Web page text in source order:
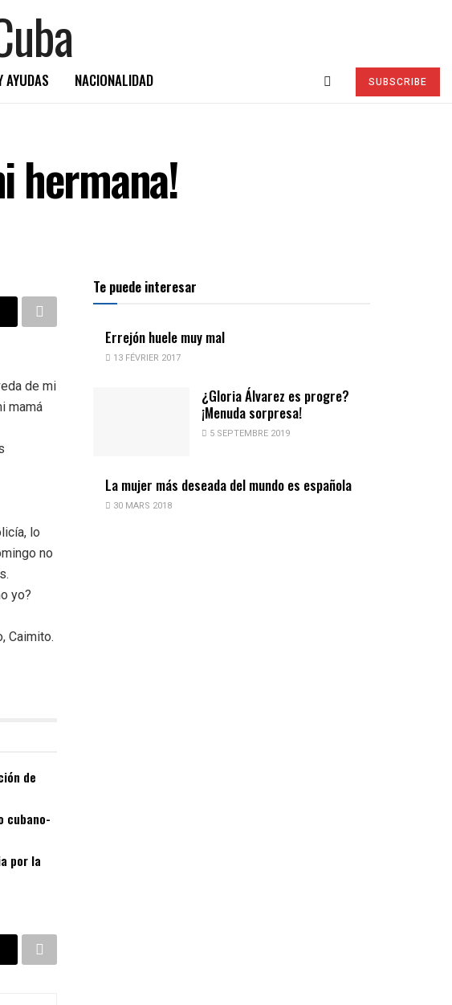
AYUDAS NACIONALIDAD SUBSCRIBE
hermana!
de mi
mamá
lo
no
yo?
Caimito.
de
cubano-
por la
Te puede interesar
Errejón huele muy mal
13 FÉVRIER 2017
¿Gloria Álvarez es progre?
¡Menuda sorpresa!
5 SEPTEMBRE 2019
La mujer más deseada del mundo es española
30 MARS 2018